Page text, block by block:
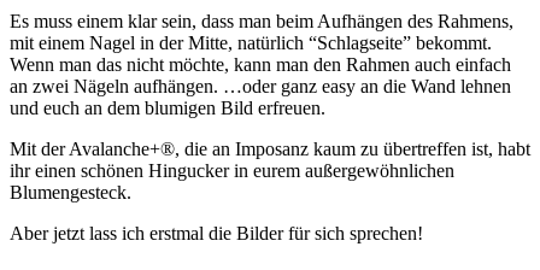
Es muss einem klar sein, dass man beim Aufhängen des Rahmens,
mit einem Nagel in der Mitte, natürlich “Schlagseite” bekommt.
Wenn man das nicht möchte, kann man den Rahmen auch einfach
an zwei Nägeln aufhängen. …oder ganz easy an die Wand lehnen
und euch an dem blumigen Bild erfreuen.
Mit der Avalanche+®, die an Imposanz kaum zu übertreffen ist, habt
ihr einen schönen Hingucker in eurem außergewöhnlichen
Blumengesteck.
Aber jetzt lass ich erstmal die Bilder für sich sprechen!